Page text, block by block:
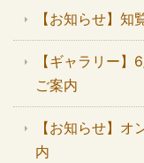
【お知らせ】
【ギャラリー
ご案内
【お知らせ】
内